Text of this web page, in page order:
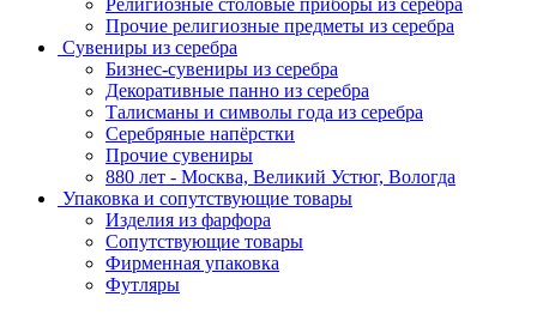
Прочие религиозные предметы из серебра
Сувениры из серебра
Бизнес-сувениры из серебра
Декоративные панно из серебра
Талисманы и символы года из серебра
Серебряные напёрстки
Прочие сувениры
880 лет - Москва, Великий Устюг, Вологда
Упаковка и сопутствующие товары
Изделия из фарфора
Сопутствующие товары
Фирменная упаковка
Футляры